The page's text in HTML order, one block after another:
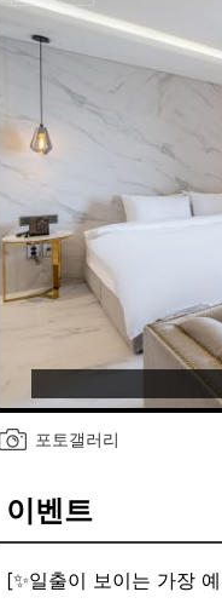
포토갤러리
이벤트
[✨일출이 보이는 가장